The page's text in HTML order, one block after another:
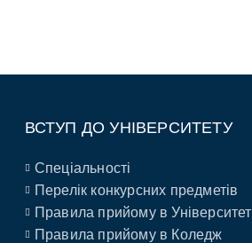
ВСТУП ДО УНІВЕРСИТЕТУ
Спеціальності
Перелік конкурсних предметів
Правила прийому в Університет
Правила прийому в Коледж